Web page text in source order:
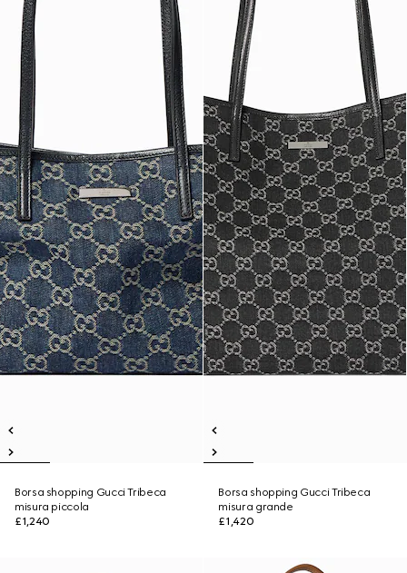
Borsa shopping Gucci Tribeca
misura piccola
£1,240
Borsa shopping Gucci Tribeca
misura grande
£1,420